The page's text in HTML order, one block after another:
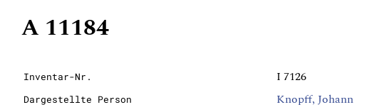
A 11184
Inventar-Nr. I 7126
Dargestellte Person Knopff, Johann